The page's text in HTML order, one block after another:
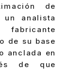
de
analista
de su base
anclada en
de que